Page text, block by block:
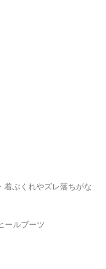
着ぶくれやズレ落ちがな
ールブーツ